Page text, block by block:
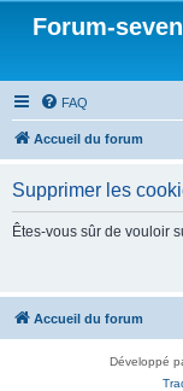
Forum-
FAQ
Accueil du forum
Supprimer les
Êtes-vous sûr de vouloir
Accueil du forum
Développé